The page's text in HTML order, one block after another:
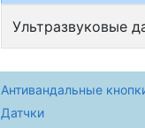
Ультразвуковые
Антивандальные
Датчки